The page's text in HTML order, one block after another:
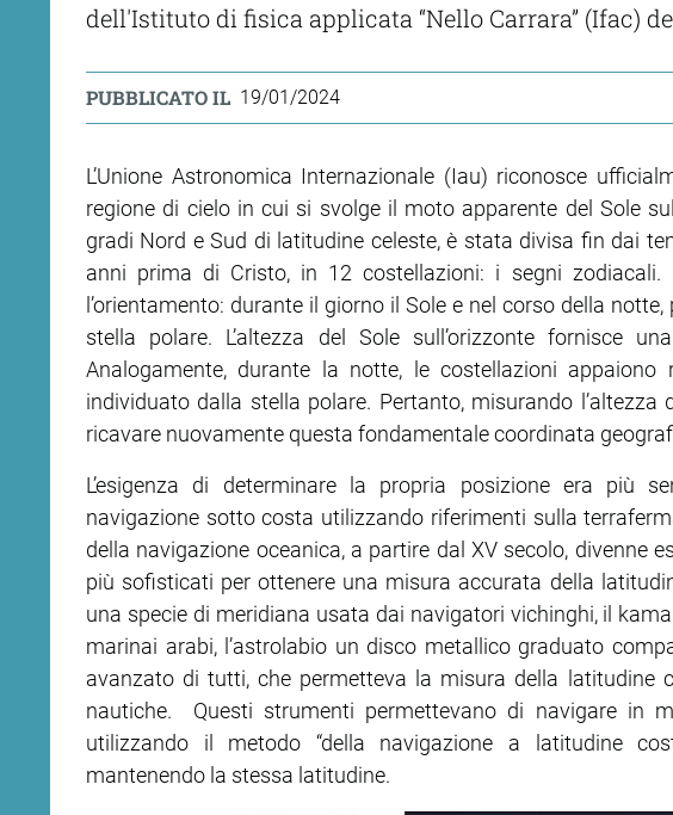
dell'Istituto di fisica applicata “Nello Carrara” (Ifac)
PUBBLICATO IL 19/01/2024
L’Unione Astronomica Internazionale (Iau) riconosce
regione di cielo in cui si svolge il moto apparente del Sole
gradi Nord e Sud di latitudine celeste, è stata divisa fin dai
anni prima di Cristo, in 12 costellazioni: i segni
l’orientamento: durante il giorno il Sole e nel corso della
stella polare. L’altezza del Sole sull’orizzonte fornisce
Analogamente, durante la notte, le costellazioni
individuato dalla stella polare. Pertanto, misurando l’altezza
ricavare nuovamente questa fondamentale coordinata
L’esigenza di determinare la propria posizione era più
navigazione sotto costa utilizzando riferimenti sulla
della navigazione oceanica, a partire dal XV secolo, divenne
più sofisticati per ottenere una misura accurata della
una specie di meridiana usata dai navigatori vichinghi, il
marinai arabi, l’astrolabio un disco metallico graduato
avanzato di tutti, che permetteva la misura della latitudine
nautiche. Questi strumenti permettevano di navigare in
utilizzando il metodo “della navigazione a latitudine
mantenendo la stessa latitudine.